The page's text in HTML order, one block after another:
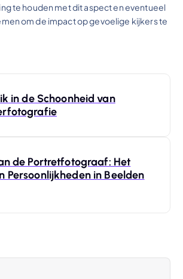
te houden met dit aspect en eventueel
om de impact op gevoelige kijkers te
in de Schoonheid van
de Portretfotograaf: Het
Persoonlijkheden in Beelden